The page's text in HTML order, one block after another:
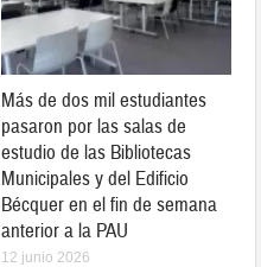
Más de dos mil estudiantes
pasaron por las salas de
estudio de las Bibliotecas
Municipales y del Edificio
Bécquer en el fin de semana
anterior a la PAU
12 junio 2026